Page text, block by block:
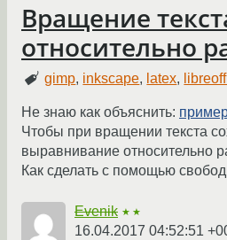
Вращение
относительно
gimp, inkscape, latex,
Не знаю как объяснить:
Чтобы при вращении текста
выравнивание относительно
Как сделать с помощью
Evenik ★★
16.04.2017 04:52:51